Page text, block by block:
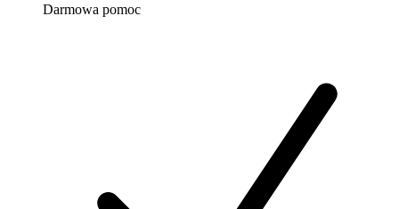
Darmowa pomoc